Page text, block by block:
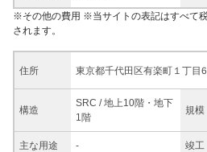
住所 東京都千代田区有楽町１丁目
構造
SRC / 地上10階・地下
1階
規模
主な用途 - 竣工
※その他の費用 ※当サイトの表記はすべて
されます。